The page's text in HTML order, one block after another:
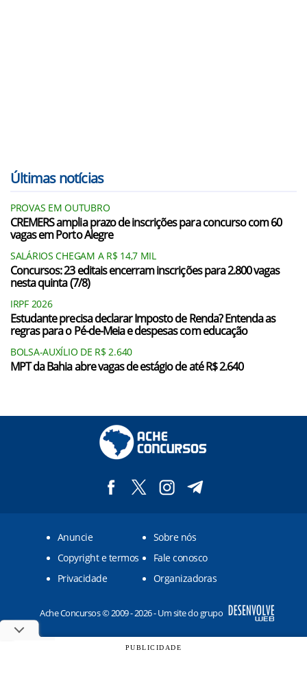
Últimas notícias
PROVAS EM OUTUBRO
CREMERS amplia prazo de inscrições para concurso com 60
vagas em Porto Alegre
SALÁRIOS CHEGAM A R$ 14,7 MIL
Concursos: 23 editais encerram inscrições para 2.800 vagas
nesta quinta (7/8)
IRPF 2026
Estudante precisa declarar Imposto de Renda? Entenda as
regras para o Pé-de-Meia e despesas com educação
BOLSA-AUXÍLIO DE R$ 2.640
MPT da Bahia abre vagas de estágio de até R$ 2.640
Anuncie
Sobre nós
Copyright e termos
Fale conosco
Privacidade
Organizadoras
Ache Concursos © 2009 - 2026 - Um site do grupo
PUBLICIDADE